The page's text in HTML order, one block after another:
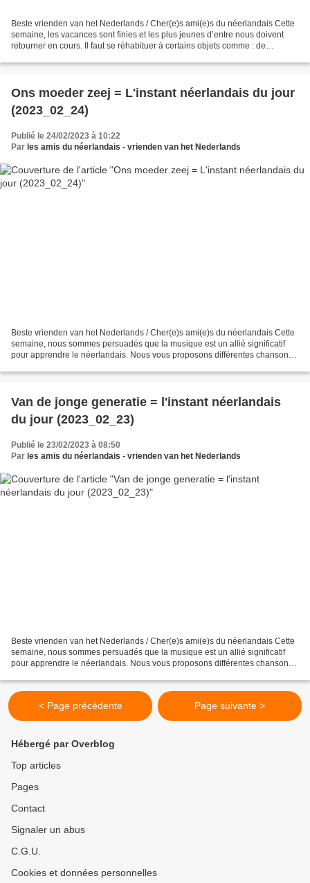
Beste vrienden van het Nederlands / Cher(e)s ami(e)s du néerlandais Cette
semaine, les vacances sont finies et les plus jeunes d’entre nous doivent
retourner en cours. Il faut se réhabituer à certains objets comme : de
Ons moeder zeej = L'instant néerlandais du jour
(2023_02_24)
Publié le 24/02/2023 à 10:22
Par les amis du néerlandais - vrienden van het Nederlands
Beste vrienden van het Nederlands / Cher(e)s ami(e)s du néerlandais Cette
semaine, nous sommes persuadés que la musique est un allié significatif
pour apprendre le néerlandais. Nous vous proposons différentes chansons
Van de jonge generatie = l'instant néerlandais
du jour (2023_02_23)
Publié le 23/02/2023 à 08:50
Par les amis du néerlandais - vrienden van het Nederlands
Beste vrienden van het Nederlands / Cher(e)s ami(e)s du néerlandais Cette
semaine, nous sommes persuadés que la musique est un allié significatif
pour apprendre le néerlandais. Nous vous proposons différentes chansons
< Page précédente Page suivante >
Hébergé par Overblog
Top articles
Pages
Contact
Signaler un abus
C.G.U.
Cookies et données personnelles